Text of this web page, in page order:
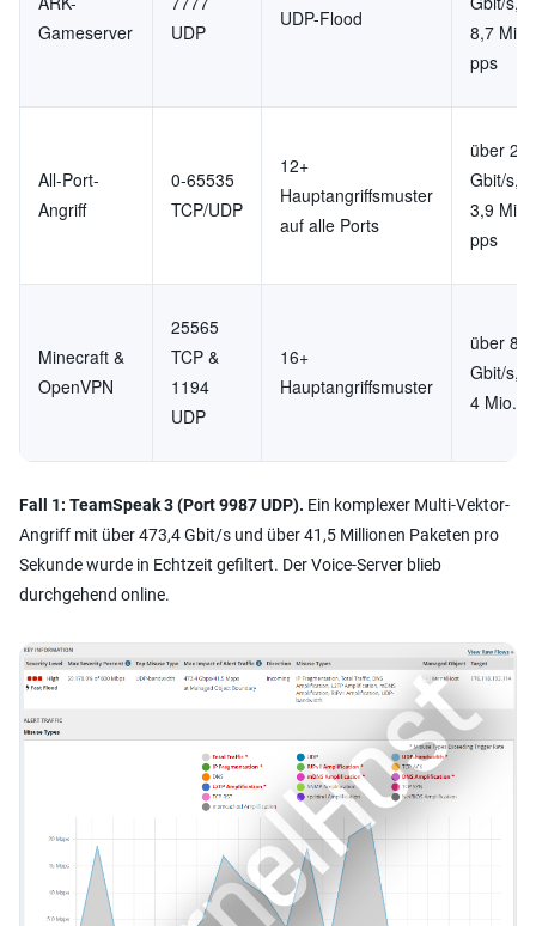
Gameserver
UDP
UDP-Flood
8,7 Mio.
pps
All-Port-
Angriff
0-65535
TCP/UDP
12+
Hauptangriffsmuster
auf alle Ports
über
Gbit/s,
3,9 Mio.
pps
Minecraft &
OpenVPN
25565
TCP &
1194
UDP
16+
Hauptangriffsmuster
über 8,6
Gbit/s,
4 Mio.
Fall 1: TeamSpeak 3 (Port 9987 UDP). Ein komplexer Multi-Vektor-
Angriff mit über 473,4 Gbit/s und über 41,5 Millionen Paketen pro
Sekunde wurde in Echtzeit gefiltert. Der Voice-Server blieb
durchgehend online.